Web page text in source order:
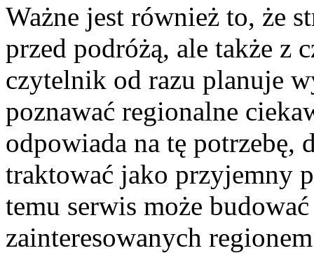
Ważne jest również to, że
przed podróżą, ale także z
czytelnik od razu planuje
poznawać regionalne
odpowiada na tę potrzebę,
traktować jako przyjemny
temu serwis może
zainteresowanych